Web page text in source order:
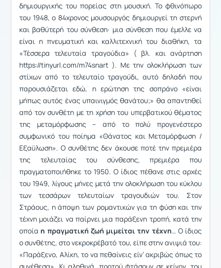
δημιουργικής του πορείας στη μουσική. Το φθινόπωρο
του 1948, ο 84χρονος μουσουργός δημιουργεί τη στερνή
και βαθύτερή του σύνθεση∙ μια σύνθεση που έμελλε να
είναι η πνευματική και καλλιτεχνική του διαθήκη, τα
«Τέσσερα τελευταία τραγούδια» ( βλ. και ανάρτηση
https://tinyurl.com/m74snart ). Με την ολοκλήρωση των
στίχων από το τελευταίο τραγούδι, αυτό δηλαδή που
παρουσιάζεται εδώ, η ερώτηση της σοπράνο «είναι
μήπως αυτός ένας υπαινιγμός θανάτου;» θα απαντηθεί
από τον συνθέτη με τη χρήση του υπερβατικού θέματος
της μεταμόρφωσης – από το πολύ προγενέστερο
συμφωνικό του ποίημα «Θάνατος και Μεταμόρφωση /
Εξαϋλωση». Ο συνθέτης δεν άκουσε ποτέ την πρεμιέρα
της τελευταίας του σύνθεσης, πρεμιέρα που
πραγματοποιήθηκε το 1950. Ο ίδιος πέθανε στις αρχές
του 1949, λίγους μήνες μετά την ολοκλήρωση του κύκλου
των τεσσάρων τελευταίων τραγουδιών του. Στον
Στράους, η άποψη των ρομαντικών για τη φύση και την
τέχνη μοιάζει να παίρνει μια παράξενη τροπή, κατά την
οποία η πραγματική ζωή μιμείται την τέχνη… Ο ίδιος
ο συνθέτης, στο νεκροκρέβατό του, είπε στην ανιψιά του:
«Παράξενο, Αλίκη, το να πεθαίνεις είν’ ακριβώς όπως το